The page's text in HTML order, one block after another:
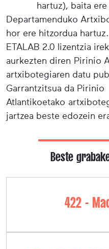
hartuz), baita
Departamenduko
hor ere hitzordua hartuz.
ETALAB 2.0 lizentzia
aurkezten diren Pirinio
artxibotegiaren datu
Garrantzitsua da Pirinio
Atlantikoetako
jartzea beste edozein
Beste
422 -